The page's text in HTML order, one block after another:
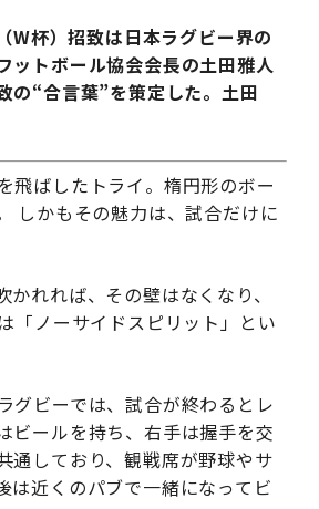
杯）招致は日本ラグビー界の
ットボール協会会長の土田雅人
の“合言葉”を策定した。土田
飛ばしたトライ。楕円形のボー
しかもその魅力は、試合だけに
れれば、その壁はなくなり、
「ノーサイドスピリット」とい
グビーでは、試合が終わるとレ
ビールを持ち、右手は握手を交
通しており、観戦席が野球やサ
は近くのパブで一緒になってビ